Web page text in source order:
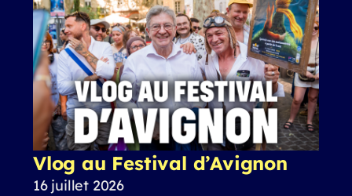
Vlog au Festival d’Avignon
16 juillet 2026